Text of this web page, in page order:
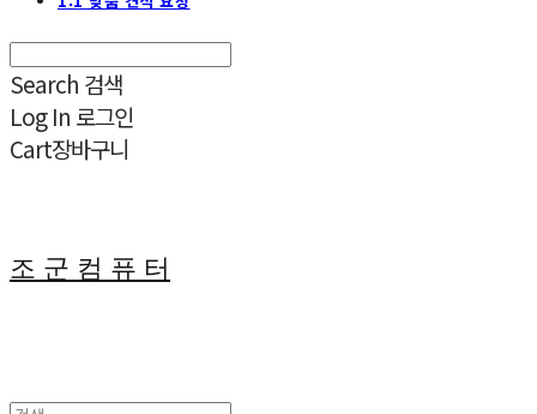
Search 검색
Log In 로그인
Cart장바구니
조 군 컴 퓨 터